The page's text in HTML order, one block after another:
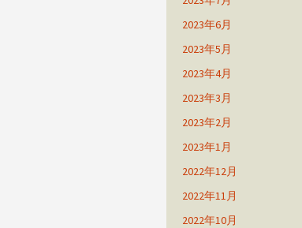
2023年6月
2023年5月
2023年4月
2023年3月
2023年2月
2023年1月
2022年12月
2022年11月
2022年10月